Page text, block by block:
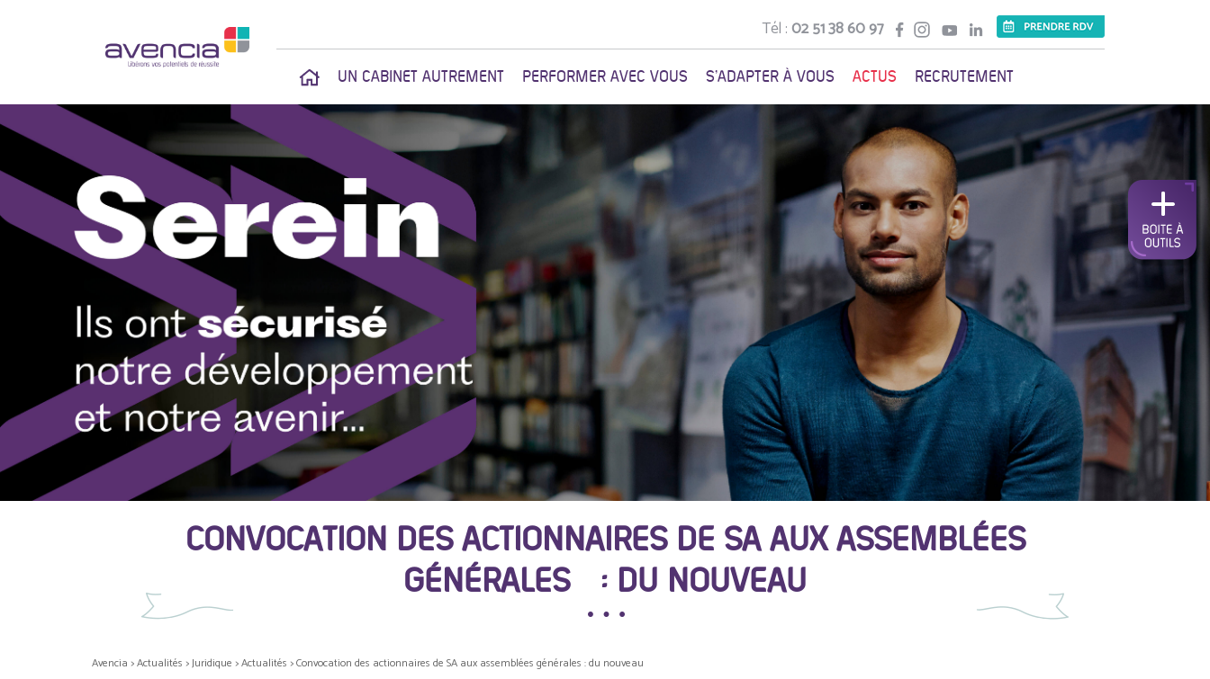
Tél :02 51 38 60 97
UN CABINET AUTREMENT PERFORMER AVEC VOUS S'ADAPTER À VOUS ACTUS RECRUTEMENT
CONVOCATION DES ACTIONNAIRES DE SA AUX ASSEMBLÉES
GÉNÉRALES : DU NOUVEAU
Avencia >Actualités >Juridique >Actualités >Convocation des actionnaires de SA aux assemblées générales : du nouveau